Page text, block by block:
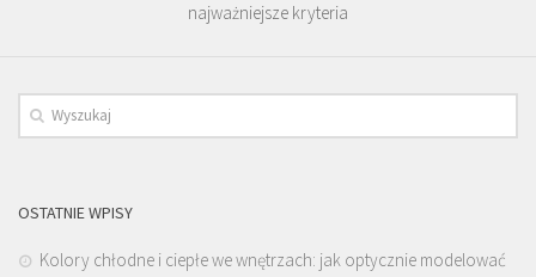
najważniejsze kryteria
OSTATNIE WPISY
Kolory chłodne i ciepłe we wnętrzach: jak optycznie modelować